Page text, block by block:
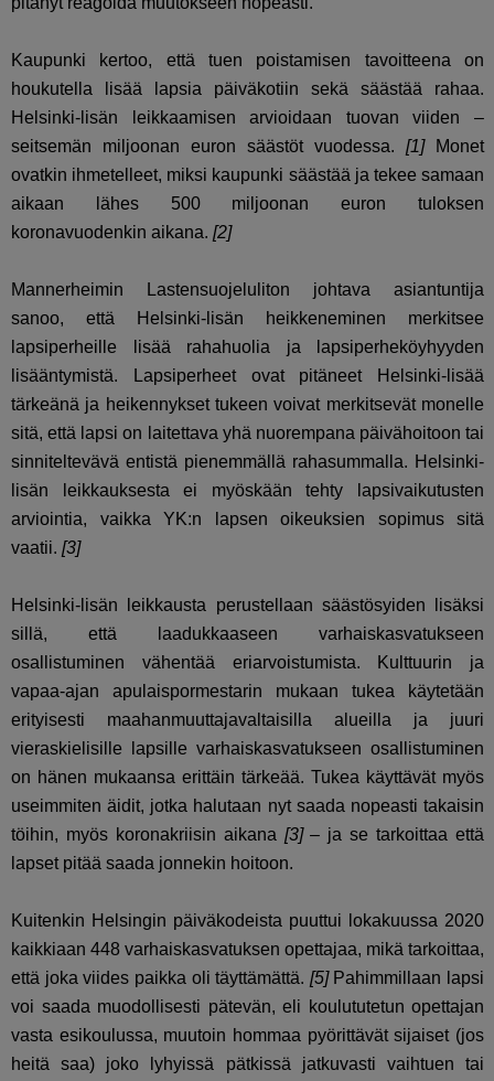
Kaupunki kertoo, että tuen poistamisen tavoitteena on
houkutella lisää lapsia päiväkotiin sekä säästää rahaa.
Helsinki-lisän leikkaamisen arvioidaan tuovan viiden –
seitsemän miljoonan euron säästöt vuodessa.[1]Monet
ovatkin ihmetelleet, miksi kaupunki säästää ja tekee samaan
aikaan lähes 500 miljoonan euron tuloksen
koronavuodenkin aikana. [2]
Mannerheimin Lastensuojeluliton johtava asiantuntija
sanoo, että Helsinki-lisän heikkeneminen merkitsee
lapsiperheille lisää rahahuolia ja
lapsiperheköyhyyden
lisääntymistä. Lapsiperheet ovat pitäneet Helsinki-lisää
tärkeänä ja heikennykset tukeen voivat merkitsevät monelle
sitä, että lapsi on laitettava yhä nuorempana päivähoitoon tai
sinniteltevävä entistä pienemmällä rahasummalla. Helsinki-
lisän leikkauksesta ei myöskään tehty lapsivaikutusten
arviointia, vaikka YK:n lapsen oikeuksien sopimus sitä
vaatii. [3]
Helsinki-lisän leikkausta perustellaan säästösyiden lisäksi
sillä, että laadukkaaseen varhaiskasvatukseen
osallistuminen vähentää eriarvoistumista. Kulttuurin ja
vapaa-ajan apulaispormestarin mukaan tukea käytetään
erityisesti maahanmuuttajavaltaisilla alueilla ja juuri
vieraskielisille lapsille varhaiskasvatukseen osallistuminen
on hänen mukaansa erittäin tärkeää. Tukea käyttävät myös
useimmiten äidit, jotka halutaan nyt saada nopeasti takaisin
töihin, myös koronakriisin aikana [3]– ja se tarkoittaa että
lapset pitää saada jonnekin hoitoon.
Kuitenkin Helsingin päiväkodeista puuttui lokakuussa 2020
kaikkiaan 448 varhaiskasvatuksen opettajaa, mikä tarkoittaa,
että joka viides paikka oli täyttämättä. [5]Pahimmillaan lapsi
voi saada muodollisesti pätevän, eli koulututetun opettajan
vasta esikoulussa, muutoin hommaa pyörittävät sijaiset (jos
heitä saa) joko lyhyissä pätkissä jatkuvasti vaihtuen tai